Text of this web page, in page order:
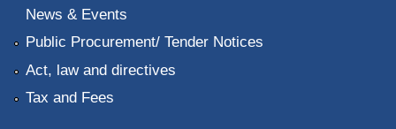
News & Events
Public Procurement/ Tender Notices
Act, law and directives
Tax and Fees